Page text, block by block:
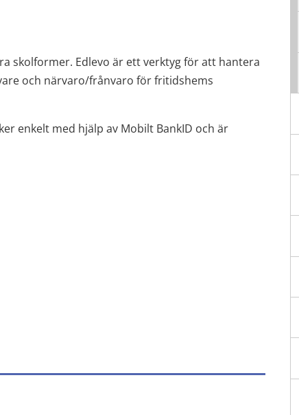
skolformer. Edlevo är ett verktyg för att hantera
och närvaro/frånvaro för fritidshems
enkelt med hjälp av Mobilt BankID och är